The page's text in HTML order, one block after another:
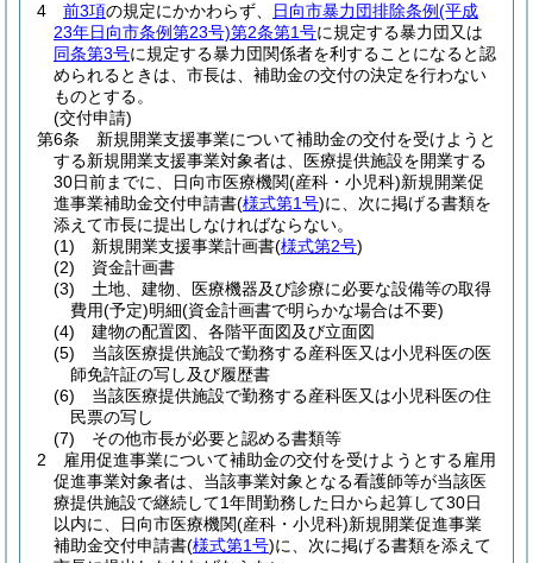
4
前3項の規定にかかわらず、 日向市暴力団排除条例(平成
23年日向市条例第23号)第2条第1号に規定する暴力団又は
同条第3号に規定する暴力団関係者を利することになると認
められるときは、市長は、補助金の交付の決定を行わない
ものとする。
(交付申請)
第6条
新規開業支援事業について補助金の交付を受けようと
する新規開業支援事業対象者は、医療提供施設を開業する
30日前までに、日向市医療機関(産科・小児科)新規開業促
進事業補助金交付申請書(様式第1号)に、次に掲げる書類を
添えて市長に提出しなければならない。
(1)
新規開業支援事業計画書(様式第2号)
(2)
資金計画書
(3)
土地、建物、医療機器及び診療に必要な設備等の取得
費用(予定)明細(資金計画書で明らかな場合は不要)
(4)
建物の配置図、各階平面図及び立面図
(5)
当該医療提供施設で勤務する産科医又は小児科医の医
師免許証の写し及び履歴書
(6)
当該医療提供施設で勤務する産科医又は小児科医の住
民票の写し
(7)
その他市長が必要と認める書類等
2
雇用促進事業について補助金の交付を受けようとする雇用
促進事業対象者は、当該事業対象となる看護師等が当該医
療提供施設で継続して1年間勤務した日から起算して30日
以内に、日向市医療機関(産科・小児科)新規開業促進事業
補助金交付申請書(様式第1号)に、次に掲げる書類を添えて